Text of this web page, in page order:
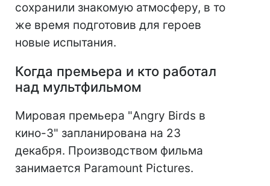
сохранили знакомую атмосферу, в то
же время подготовив для героев
новые испытания.
Когда премьера и кто работал
над мультфильмом
Мировая премьера "Angry Birds в
кино-3" запланирована на 23
декабря. Производством фильма
занимается Paramount Pictures.